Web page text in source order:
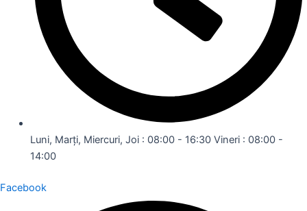
Luni, Marți, Miercuri, Joi : 08:00 - 16:30 Vineri : 08:00 -
14:00
Facebook